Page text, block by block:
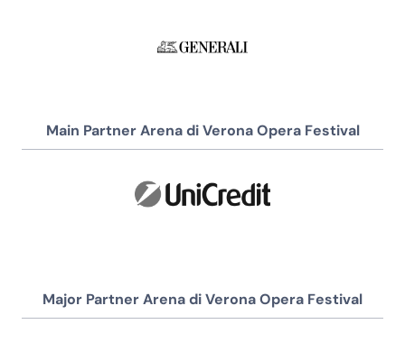
Main Partner Arena di Verona Opera Festival
Major Partner Arena di Verona Opera Festival